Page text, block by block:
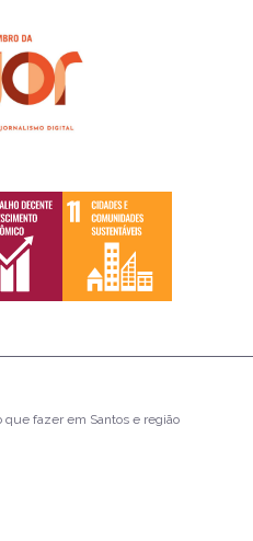
que fazer em Santos e região